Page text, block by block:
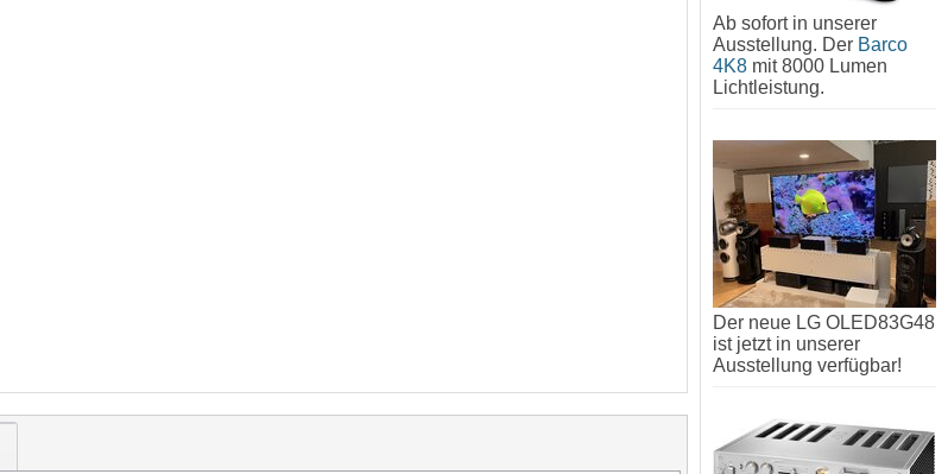
Ab sofort in unserer
Ausstellung. Der Barco
4K8 mit 8000 Lumen
Lichtleistung.
Der neue LG OLED83G48
ist jetzt in unserer
Ausstellung verfügbar!